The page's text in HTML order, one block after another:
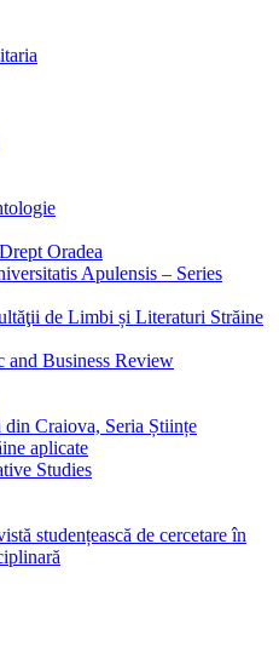
Oradea
Apulensis – Series
de Limbi și Literaturi Străine
and Business Review
Craiova, Seria Științe
aplicate
Studies
studențească de cercetare în